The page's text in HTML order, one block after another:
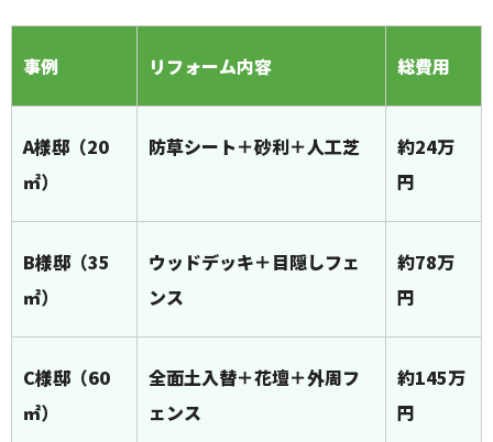
事例 リフォーム内容 総費用
A様邸（20
㎡）
防草シート＋砂利＋人工芝
約24万
円
B様邸（35
㎡）
ウッドデッキ＋目隠しフェ
ンス
約78万
円
C様邸（60
㎡）
全面土入替＋花壇＋外周フ
ェンス
約145万
円